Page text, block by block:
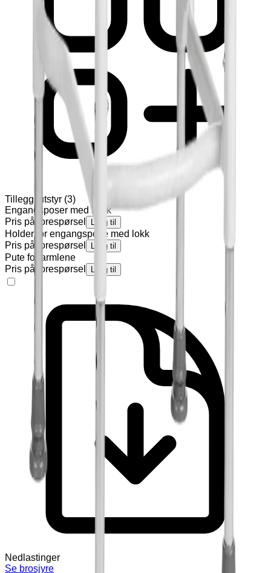
Tilleggsutstyr (3)
Engangsposer med llokk
Pris på forespørsel
Legg til
Holder for engangspose med lokk
Pris på forespørsel
Legg til
Pute for armlene
Pris på forespørsel
Legg til
Nedlastinger
Se brosjyre